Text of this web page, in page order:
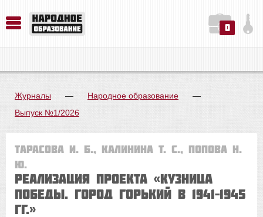
0
Журналы — Народное образование
—
Выпуск №1/2026
Тарасова И. Б., Калинина Т. С., Попова Н.
Ю.
Реализация проекта «Кузница
Победы. Город Горький в 1941–1945
гг.»